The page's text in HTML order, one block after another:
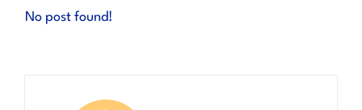
No post found!